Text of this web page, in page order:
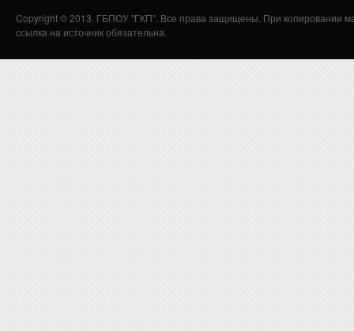
Copyright © 2013. ГБПОУ "ГКП". Все права защищены. При копировании
ссылка на источник обязательна.